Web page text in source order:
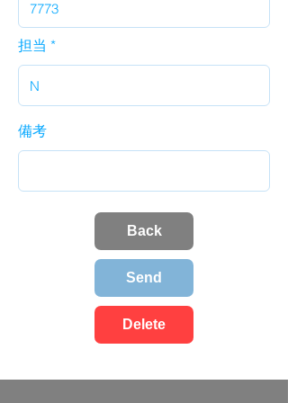
担当
備考
Back
Send
Delete